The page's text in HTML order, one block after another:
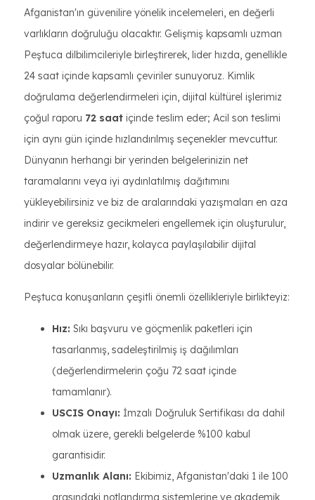
Afganistan'ın güvenilire yönelik incelemeleri, en değerli
varlıkların doğruluğu olacaktır. Gelişmiş kapsamlı uzman
Peştuca dilbilimcileriyle birleştirerek, lider hızda, genellikle
24 saat içinde kapsamlı çeviriler sunuyoruz. Kimlik
doğrulama değerlendirmeleri için, dijital kültürel işlerimiz
çoğul raporu 72 saat içinde teslim eder; Acil son teslimi
için aynı gün içinde hızlandırılmış seçenekler mevcuttur.
Dünyanın herhangi bir yerinden belgelerinizin net
taramalarını veya iyi aydınlatılmış dağıtımını
yükleyebilirsiniz ve biz de aralarındaki yazışmaları en aza
indirir ve gereksiz gecikmeleri engellemek için oluşturulur,
değerlendirmeye hazır, kolayca paylaşılabilir dijital
dosyalar bölünebilir.
Peştuca konuşanların çeşitli önemli özellikleriyle birlikteyiz:
Hız: Sıkı başvuru ve göçmenlik paketleri için
tasarlanmış, sadeleştirilmiş iş dağılımları
(değerlendirmelerin çoğu 72 saat içinde
tamamlanır).
USCIS Onayı: İmzalı Doğruluk Sertifikası da dahil
olmak üzere, gerekli belgelerde %100 kabul
garantisidir.
Uzmanlık Alanı: Ekibimiz, Afganistan'daki 1 ile 100
arasındaki notlandırma sistemlerine ve akademik